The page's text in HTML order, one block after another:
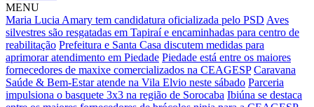
MENU
Maria Lucia Amary tem candidatura oficializada pelo PSD Aves
silvestres são resgatadas em Tapiraí e encaminhadas para centro de
reabilitação Prefeitura e Santa Casa discutem medidas para
aprimorar atendimento em Piedade Piedade está entre os maiores
fornecedores de maxixe comercializados na CEAGESP Caravana
Saúde & Bem-Estar atende na Vila Elvio neste sábado Parceria
impulsiona o basquete 3x3 na região de Sorocaba Ibiúna se destaca